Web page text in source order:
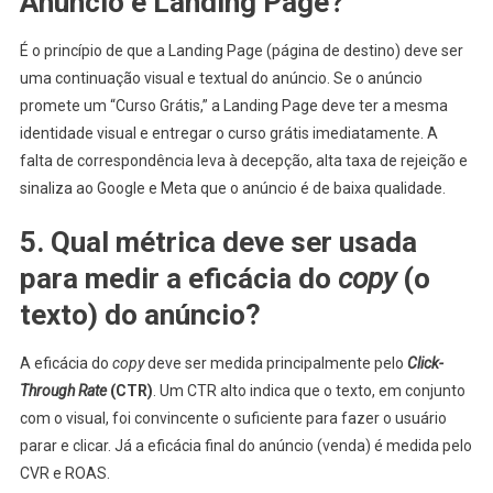
É o princípio de que a Landing Page (página de destino) deve ser
uma continuação visual e textual do anúncio. Se o anúncio
promete um “Curso Grátis,” a Landing Page deve ter a mesma
identidade visual e entregar o curso grátis imediatamente. A
falta de correspondência leva à decepção, alta taxa de rejeição e
sinaliza ao Google e Meta que o anúncio é de baixa qualidade.
5. Qual métrica deve ser usada
para medir a eficácia do copy(o
texto) do anúncio?
A eficácia do copydeve ser medida principalmente pelo Click-
Through Rate(CTR) . Um CTR alto indica que o texto, em conjunto
com o visual, foi convincente o suficiente para fazer o usuário
parar e clicar. Já a eficácia final do anúncio (venda) é medida pelo
CVR e ROAS.